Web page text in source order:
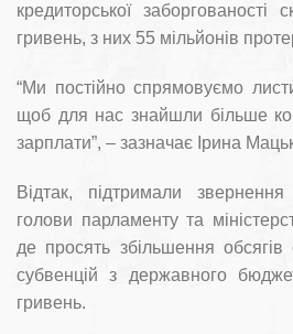
кредиторської заборгованості
гривень, з них 55 мільйонів
“Ми постійно спрямовуємо
щоб для нас знайшли більше
зарплати”, – зазначає Ірина
Відтак, підтримали звернення
голови парламенту та
де просять збільшення обсягів
субвенцій з державного
гривень.